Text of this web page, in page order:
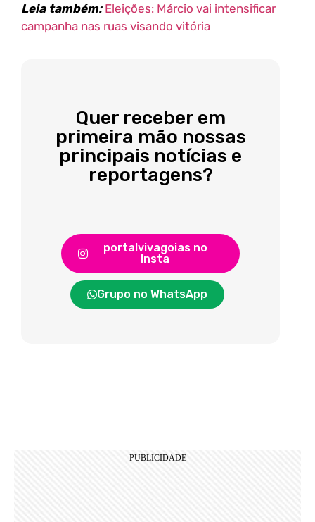
Leia também: Eleições: Márcio vai intensificar
campanha nas ruas visando vitória
Quer receber em
primeira mão nossas
principais notícias e
reportagens?
portalvivagoias no
Insta
Grupo no WhatsApp